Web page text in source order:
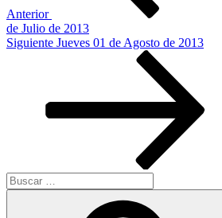
Anterior
de Julio de 2013
Siguiente
Siguiente Jueves 01 de Agosto de 2013
Buscar
por: